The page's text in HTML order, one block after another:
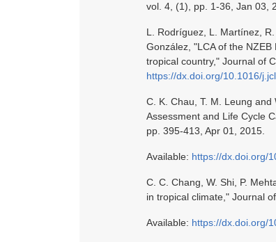
vol. 4, (1), pp. 1-36, Jan 03,
L. Rodríguez, L. Martínez,
González, "LCA of the
tropical country," Journal of
https://dx.doi.org/10.1016/
C. K. Chau, T. M. Leung and
Assessment and Life Cycle
pp. 395-413, Apr 01, 2015.
Available: https://dx.doi.org/
C. C. Chang, W. Shi, P.
in tropical climate," Journal
Available: https://dx.doi.org/